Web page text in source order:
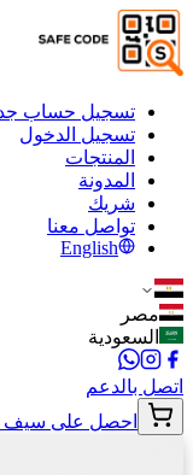
تسجيل حساب
تسجيل الدخول
المنتجات
المدونة
شريك
تواصل معنا
English
مصر
السعودية
اتصل بالدعم
احصل على سيف